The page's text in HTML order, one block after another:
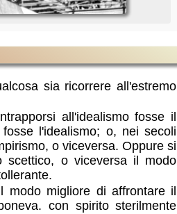
sia ricorrere all'estremo
all'idealismo fosse il
l'idealismo; o, nei secoli
o viceversa. Oppure si
scettico, o viceversa il modo
modo migliore di affrontare il
con spirito sterilmente